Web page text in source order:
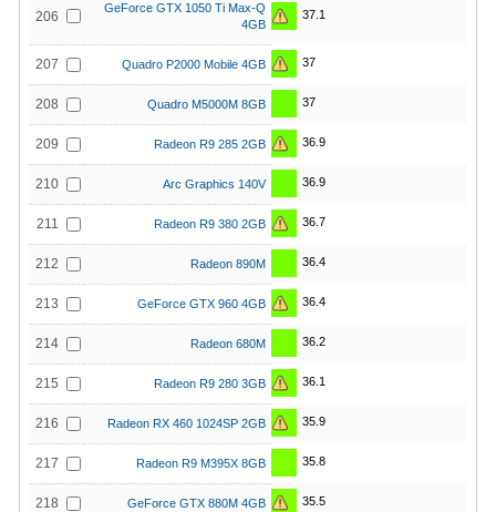
206
GeForce GTX 1050 Ti Max-Q
4GB
37.1
207 Quadro P2000 Mobile 4GB 37
208 Quadro M5000M 8GB 37
209 Radeon R9 285 2GB 36.9
210 Arc Graphics 140V 36.9
211 Radeon R9 380 2GB 36.7
212 Radeon 890M 36.4
213 GeForce GTX 960 4GB 36.4
214 Radeon 680M 36.2
215 Radeon R9 280 3GB 36.1
216 Radeon RX 460 1024SP 2GB 35.9
217 Radeon R9 M395X 8GB 35.8
218 GeForce GTX 880M 4GB 35.5